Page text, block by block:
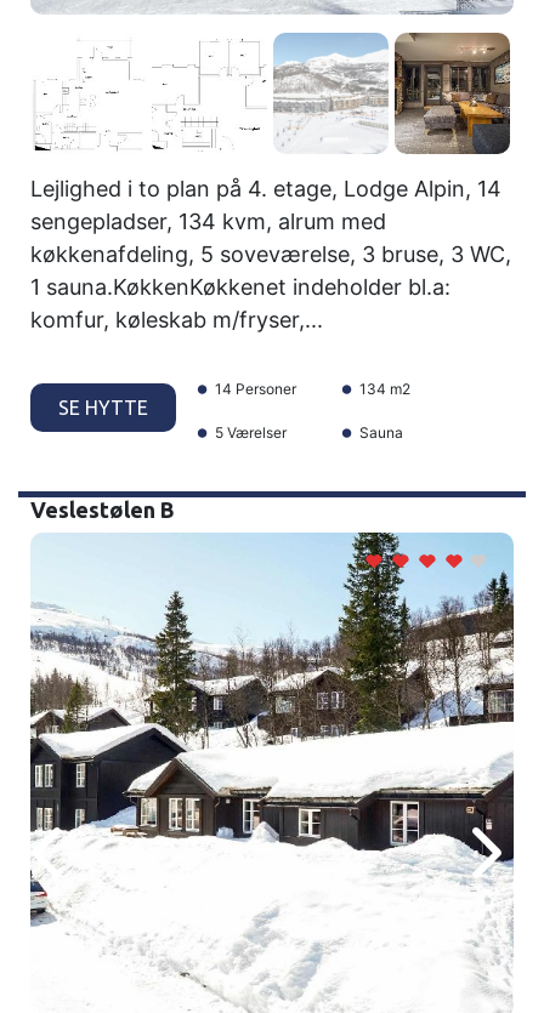
Lejlighed i to plan på 4. etage, Lodge Alpin, 14
sengepladser, 134 kvm, alrum med
køkkenafdeling, 5 soveværelse, 3 bruse, 3 WC,
1 sauna.KøkkenKøkkenet indeholder bl.a:
komfur, køleskab m/fryser,...
SE HYTTE
14 Personer 134 m2
5 Værelser Sauna
Veslestølen B